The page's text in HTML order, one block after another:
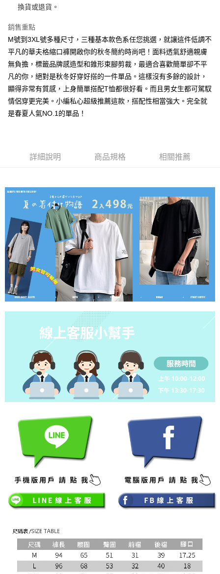
付款後全家取貨
7-11取貨付款
每筆NT$80，滿NT$1,000(含以上)免運費
每筆NT$80，滿NT$1,000(含以上)免運費
宅配
每筆NT$150，滿NT$3,000(含以上)免運費
換貨或退貨。
銷售重點
M號到3XL號多種尺寸，三種基本款色系任您挑選，就讓這件低調不
平凡的華夫格縮口褲開啟你的秋冬簡約時尚吧！面料透氣舒適親膚
無負擔，標籤品牌感造型和錐形束腳剪裁，最適合喜歡簡單卻不平
凡的你，絕對是秋冬好穿好搭的一件單品。這樣沒有多餘的設計，
顯得非常有質感，上身簡單搭配T恤都很好看。而且男女生都可駕馭
情侶穿更完美。小編私心超級推薦這款，搭配性相當強大。完全就
是春夏人氣NO.1的單品！
詳細說明 商品規格 相關推薦